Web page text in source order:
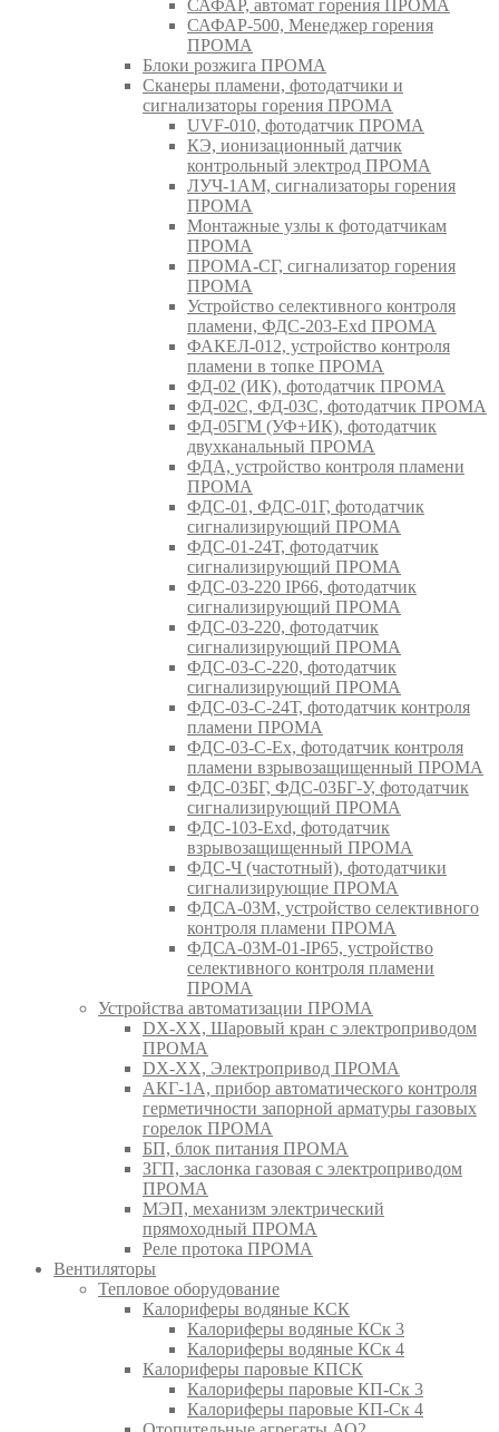
САФАР, автомат горения ПРОМА
САФАР-500, Менеджер горения
ПРОМА
Блоки розжига ПРОМА
Сканеры пламени, фотодатчики и
сигнализаторы горения ПРОМА
UVF-010, фотодатчик ПРОМА
КЭ, ионизационный датчик
контрольный электрод ПРОМА
ЛУЧ-1АМ, сигнализаторы горения
ПРОМА
Монтажные узлы к фотодатчикам
ПРОМА
ПРОМА-СГ, сигнализатор горения
ПРОМА
Устройство селективного контроля
пламени, ФДС-203-Exd ПРОМА
ФАКЕЛ-012, устройство контроля
пламени в топке ПРОМА
ФД-02 (ИК), фотодатчик ПРОМА
ФД-02С, ФД-03С, фотодатчик ПРОМА
ФД-05ГМ (УФ+ИК), фотодатчик
двухканальный ПРОМА
ФДА, устройство контроля пламени
ПРОМА
ФДС-01, ФДС-01Г, фотодатчик
сигнализирующий ПРОМА
ФДС-01-24Т, фотодатчик
сигнализирующий ПРОМА
ФДС-03-220 IP66, фотодатчик
сигнализирующий ПРОМА
ФДС-03-220, фотодатчик
сигнализирующий ПРОМА
ФДС-03-С-220, фотодатчик
сигнализирующий ПРОМА
ФДС-03-С-24Т, фотодатчик контроля
пламени ПРОМА
ФДС-03-С-Ex, фотодатчик контроля
пламени взрывозащищенный ПРОМА
ФДС-03БГ, ФДС-03БГ-У, фотодатчик
сигнализирующий ПРОМА
ФДС-103-Ехd, фотодатчик
взрывозащищенный ПРОМА
ФДС-Ч (частотный), фотодатчики
сигнализирующие ПРОМА
ФДСА-03М, устройство селективного
контроля пламени ПРОМА
ФДСА-03М-01-IP65, устройство
селективного контроля пламени
ПРОМА
Устройства автоматизации ПРОМА
DX-XX, Шаровый кран c электроприводом
ПРОМА
DX-XX, Электропривод ПРОМА
АКГ-1А, прибор автоматического контроля
герметичности запорной арматуры газовых
горелок ПРОМА
БП, блок питания ПРОМА
ЗГП, заслонка газовая с электроприводом
ПРОМА
МЭП, механизм электрический
прямоходный ПРОМА
Реле протока ПРОМА
Вентиляторы
Тепловое оборудование
Калориферы водяные КСК
Калориферы водяные КСк 3
Калориферы водяные КСк 4
Калориферы паровые КПСК
Калориферы паровые КП-Ск 3
Калориферы паровые КП-Ск 4